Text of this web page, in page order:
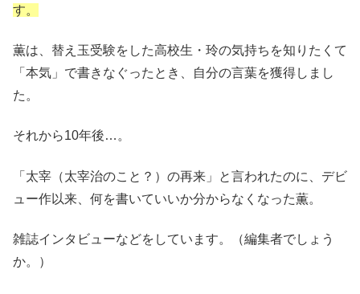
す。
薫は、替え玉受験をした高校生・玲の気持ちを知りたくて
「本気」で書きなぐったとき、自分の言葉を獲得しまし
た。
それから10年後…。
「太宰（太宰治のこと？）の再来」と言われたのに、デビ
ュー作以来、何を書いていいか分からなくなった薫。
雑誌インタビューなどをしています。（編集者でしょう
か。）